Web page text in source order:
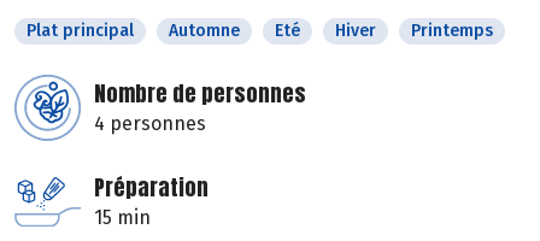
Plat principal Automne Eté Hiver Printemps
Nombre de personnes
4 personnes
Préparation
15 min